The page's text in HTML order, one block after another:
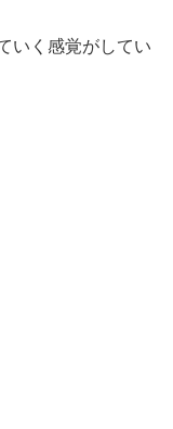
いく感覚がしてい